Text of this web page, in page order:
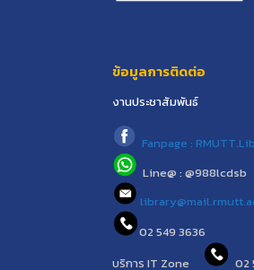
ข้อมูลการติดต่อ
งานประชาสัมพันธ์
Fanpage :
Line@ : @988lcdsb
02 549 3636
บริการ IT Zone
02